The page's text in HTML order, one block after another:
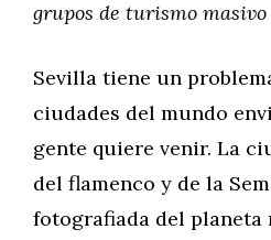
grupos de turismo masivo
Sevilla tiene un
ciudades del mundo
gente quiere venir. La
del flamenco y de la
fotografiada del planeta